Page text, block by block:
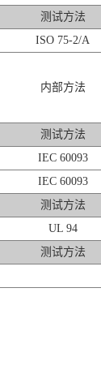
测试方法
ISO 75-2/A
内部方法
测试方法
IEC 60093
IEC 60093
测试方法
UL 94
测试方法